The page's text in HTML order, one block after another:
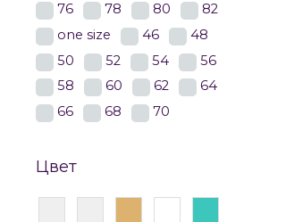
76
78 80
82
one size
46
48
50
52 54
56
58
60 62
64
66
68 70
Цвет